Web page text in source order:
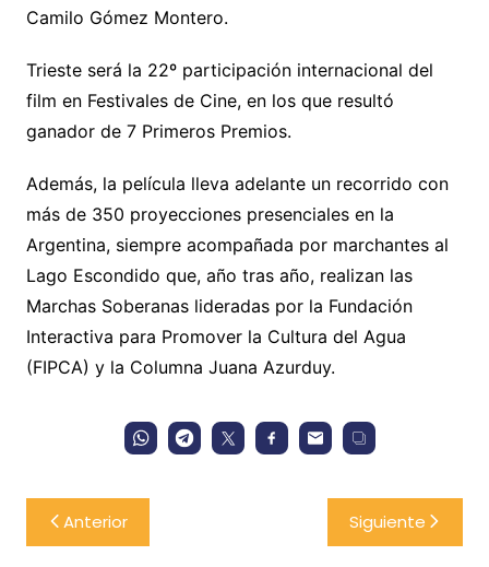
Camilo Gómez Montero.
Trieste será la 22º participación internacional del
film en Festivales de Cine, en los que resultó
ganador de 7 Primeros Premios.
Además, la película lleva adelante un recorrido con
más de 350 proyecciones presenciales en la
Argentina, siempre acompañada por marchantes al
Lago Escondido que, año tras año, realizan las
Marchas Soberanas lideradas por la Fundación
Interactiva para Promover la Cultura del Agua
(FIPCA) y la Columna Juana Azurduy.
Navegación
de
Anterior Siguiente